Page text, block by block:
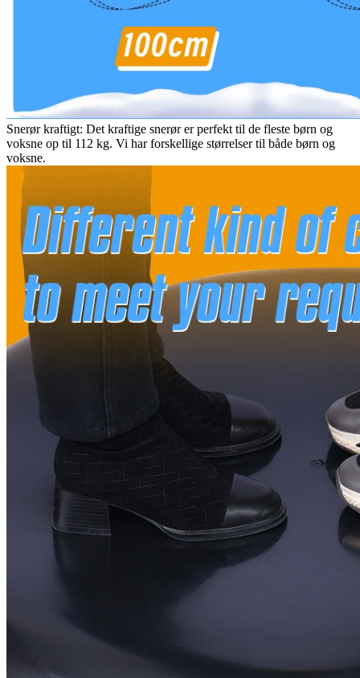
Snerør kraftigt: Det kraftige snerør er perfekt til de fleste børn og
voksne op til 112 kg. Vi har forskellige størrelser til både børn og
voksne.